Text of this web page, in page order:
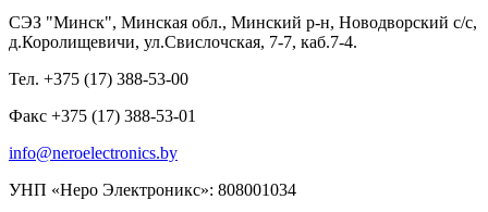
СЭЗ "Минск", Минская обл., Минский р-н, Новодворский с/с,
д.Королищевичи, ул.Свислочская, 7-7, каб.7-4.
Тел. +375 (17) 388-53-00
Факс +375 (17) 388-53-01
info@neroelectronics.by
УНП «Неро Электроникс»: 808001034